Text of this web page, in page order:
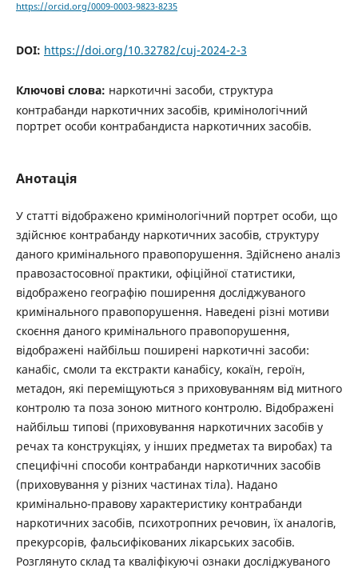
https://orcid.org/0009-0003-9823-8235
DOI: https://doi.org/10.32782/cuj-2024-2-3
Ключові слова: наркотичні засоби, структура
контрабанди наркотичних засобів, кримінологічний
портрет особи контрабандиста наркотичних засобів.
Анотація
У статті відображено кримінологічний портрет особи, що
здійснює контрабанду наркотичних засобів, структуру
даного кримінального правопорушення. Здійснено аналіз
правозастосовної практики, офіційної статистики,
відображено географію поширення досліджуваного
кримінального правопорушення. Наведені різні мотиви
скоєння даного кримінального правопорушення,
відображені найбільш поширені наркотичні засоби:
канабіс, смоли та екстракти канабісу, кокаїн, героїн,
метадон, які переміщуються з приховуванням від митного
контролю та поза зоною митного контролю. Відображені
найбільш типові (приховування наркотичних засобів у
речах та конструкціях, у інших предметах та виробах) та
специфічні способи контрабанди наркотичних засобів
(приховування у різних частинах тіла). Надано
кримінально-правову характеристику контрабанди
наркотичних засобів, психотропних речовин, їх аналогів,
прекурсорів, фальсифікованих лікарських засобів.
Розглянуто склад та кваліфікуючі ознаки досліджуваного